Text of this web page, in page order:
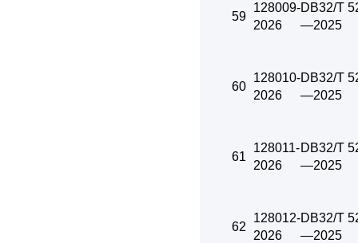
59
128009-
2026
DB32/T
—2025
60
128010-
2026
DB32/T
—2025
61
128011-
2026
DB32/T
—2025
62
128012-
2026
DB32/T
—2025